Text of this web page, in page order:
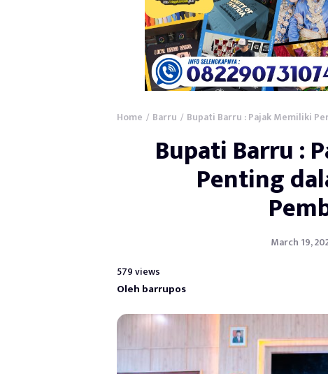
Home / Barru / Bupati Barru : Pajak Memiliki
Bupati Barru :
Penting
March 19,
579 views
Oleh barrupos